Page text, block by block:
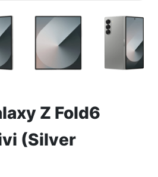
Z Fold6
(Silver